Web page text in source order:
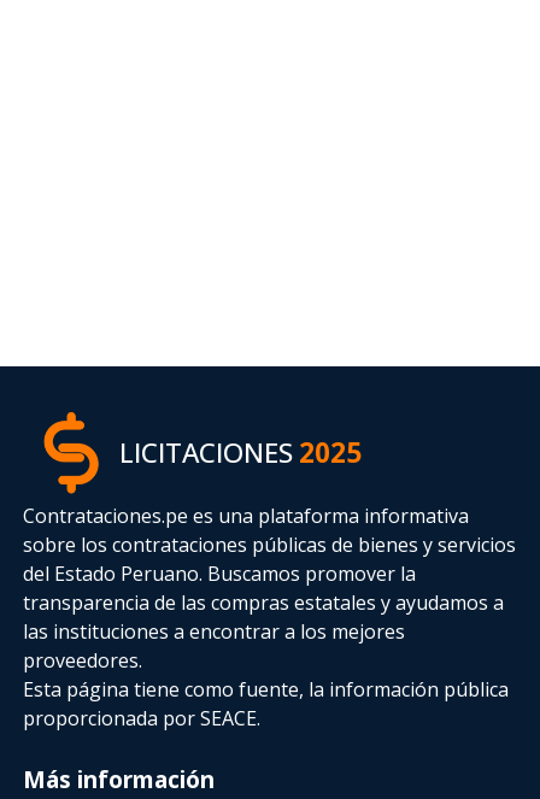
LICITACIONES2025
Contrataciones.pe es una plataforma informativa
sobre los contrataciones públicas de bienes y servicios
del Estado Peruano. Buscamos promover la
transparencia de las compras estatalesy ayudamos a
las instituciones a encontrar a los mejores
proveedores.
Esta página tiene como fuente, la información pública
proporcionada por SEACE.
Más información